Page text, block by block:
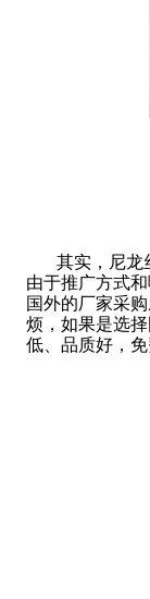
其实，尼龙
由于推广方式
国外的厂家采
烦，如果是选
低、品质好，免